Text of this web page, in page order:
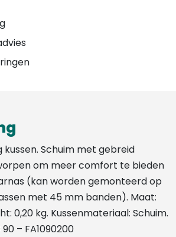
Schuim met gebreid
om meer comfort te bieden
(kan worden gemonteerd op
met 45 mm banden). Maat:
0,20 kg. Kussenmateriaal: Schuim.
– FA1090200